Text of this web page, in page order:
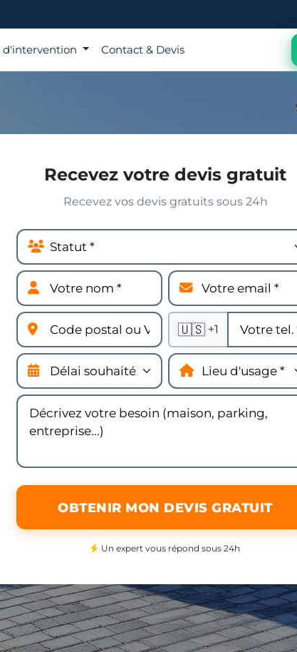
d'intervention Contact & Devis
Recevez votre devis gratuit
Recevez vos devis gratuits sous 24h
🇺🇸 +1
OBTENIR MON DEVIS GRATUIT
Un expert vous répond sous 24h